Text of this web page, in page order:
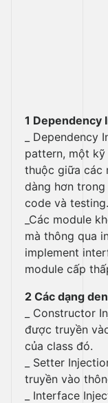
1 Dependency
_
pattern, một
thuộc giữa các
dàng hơn
code và testing.
_Các module
mà thông qua
implement
module cấp
2 Các dạng
_ Constructor
được truyền
của class đó.
_ Setter
truyền vào
_ Interface